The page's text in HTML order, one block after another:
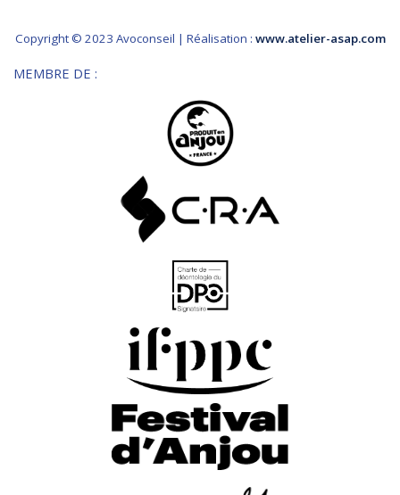
Copyright © 2023 Avoconseil | Réalisation : www.atelier-asap.com
MEMBRE DE :